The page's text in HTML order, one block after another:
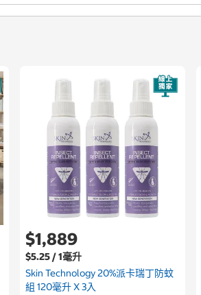
$1,889
$5.25 / 1毫升
Skin Technology 20%派卡瑞丁防蚊
組 120毫升 X 3入